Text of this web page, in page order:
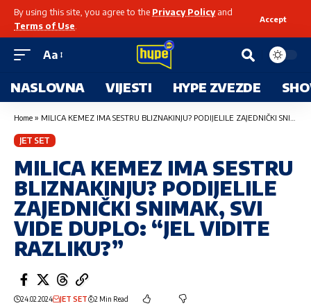
By using this site, you agree to the Privacy Policyand
Terms of Use
Accept
Aa
NASLOVNA VIJESTI HYPE ZVEZDE
Home » MILICA KEMEZ IMA SESTRU BLIZNAKINJU? PODIJELILE ZAJEDNIČKI SNIMAK, SVI VIDE DUPLO: “JEL VIDITE RAZLIKU?”
JET SET
MILICA KEMEZ IMA SESTRU
BLIZNAKINJU? PODIJELILE
ZAJEDNIČKI SNIMAK, SVI
VIDE DUPLO: “JEL VIDITE
RAZLIKU?”
24.02.2024 JET SET 2 Min Read